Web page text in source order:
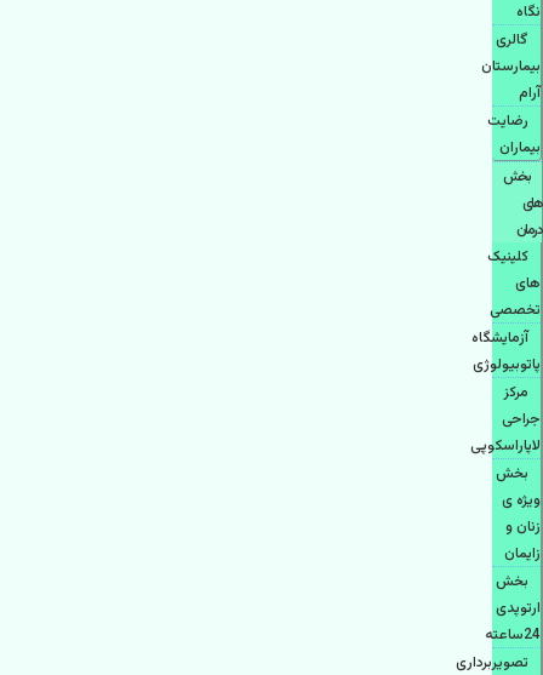
نگاه
گالری
بیمارستان
آرام
رضایت
بیماران
بخش
های
درمان
کلینیک
های
تخصصی
آزمایشگاه
پاتوبیولوژی
مرکز
جراحی
لاپاراسکوپی
بخش
ویژه ی
زنان و
زایمان
بخش
ارتوپدی
24ساعته
تصویربرداری